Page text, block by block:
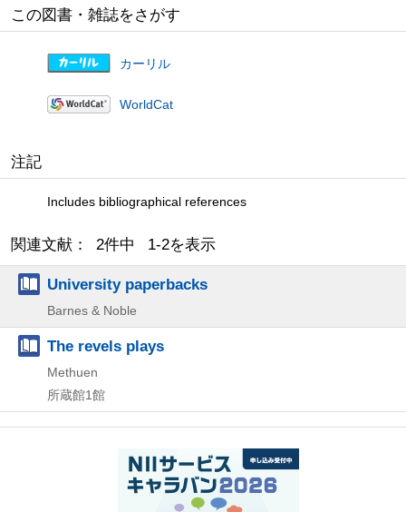
この図書・雑誌をさがす
カーリル
WorldCat
注記
Includes bibliographical references
関連文献： 2件中 1-2を表示
University paperbacks
Barnes & Noble
The revels plays
Methuen
所蔵館1館